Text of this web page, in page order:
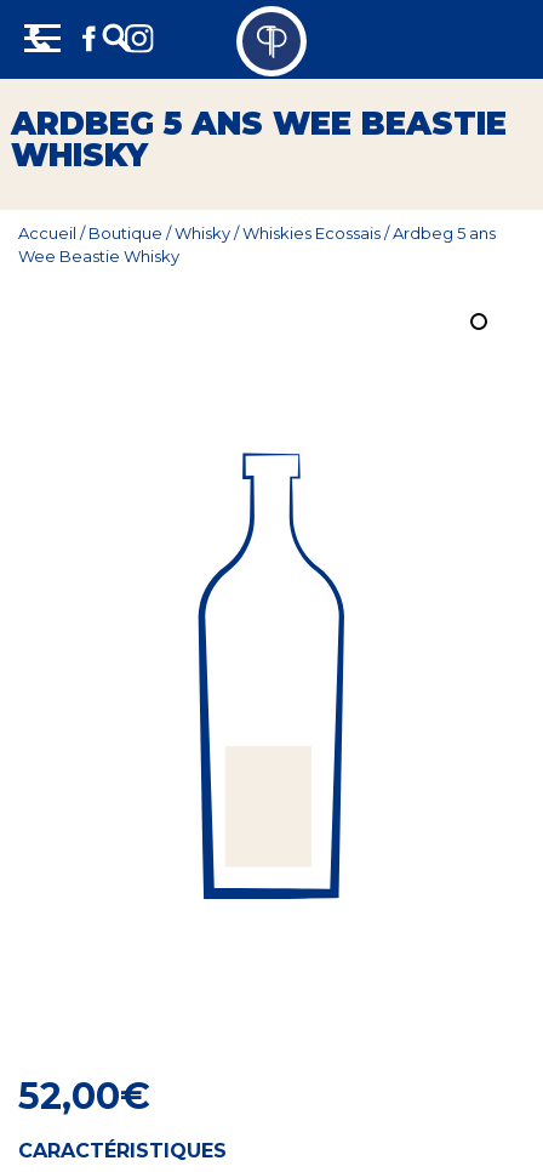
content
ARDBEG 5 ANS WEE BEASTIE
WHISKY
Accueil /Boutique /Whisky/Whiskies Ecossais/Ardbeg 5 ans
Wee Beastie Whisky
52,00€
CARACTÉRISTIQUES
Champagne
Whisky
Panneau de gestion des cookies